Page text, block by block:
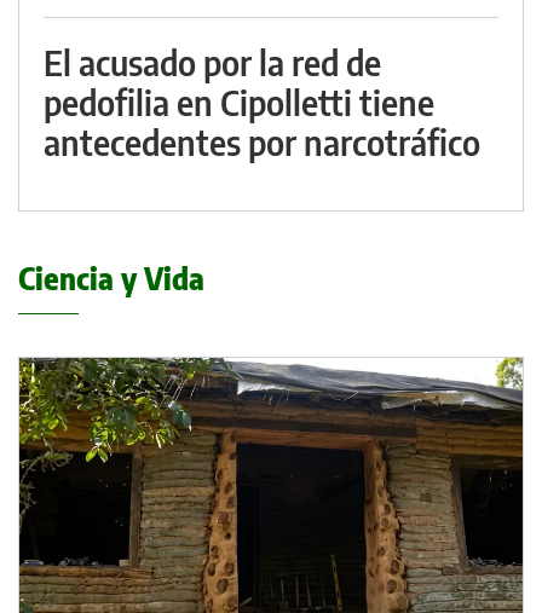
El acusado por la red de
pedofilia en Cipolletti tiene
antecedentes por narcotráfico
Ciencia y Vida